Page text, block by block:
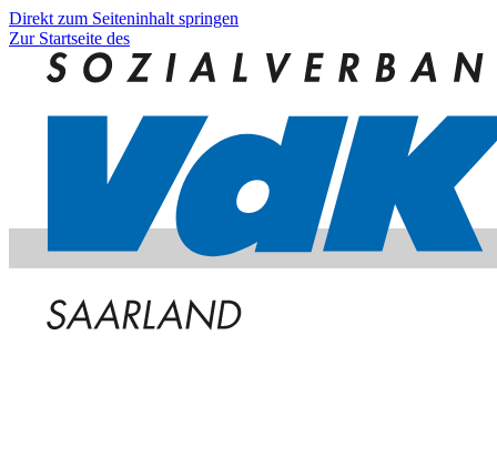
Direkt zum Seiteninhalt springen
Zur Startseite des